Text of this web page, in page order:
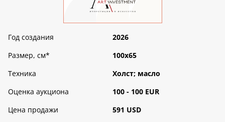
Год создания
2026
Размер, см*
100х65
Техника
Холст; масло
Оценка аукциона
100 - 100 EUR
Цена продажи
591 USD